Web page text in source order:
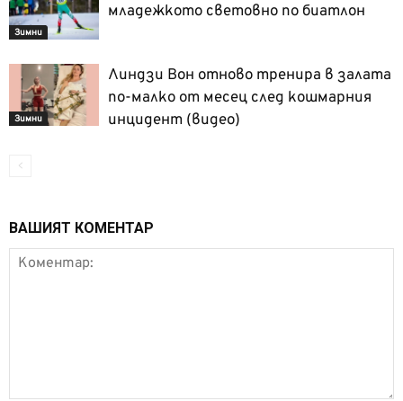
Зимни
младежкото световно по биатлон
Зимни
Линдзи Вон отново тренира в залата
по-малко от месец след кошмарния
инцидент (видео)
ВАШИЯТ КОМЕНТАР